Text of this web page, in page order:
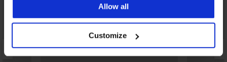
Allow all
Customize